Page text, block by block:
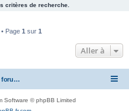
critères de recherche.
Page 1 sur 1
Aller à
Bienvenue sur le forum des scooters de la gamme SYM
Software © phpBB Limited